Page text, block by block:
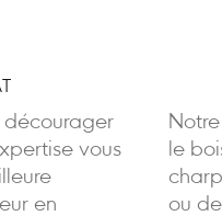
vous
en
le
ou